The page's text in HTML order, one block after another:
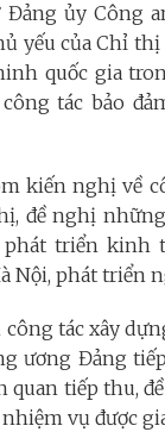
ủy Công
của Chỉ thị
quốc gia
tác bảo
kiến nghị về
đề nghị
triển kinh
Nội, phát triển
tác xây
ương Đảng
quan tiếp thu,
vụ được